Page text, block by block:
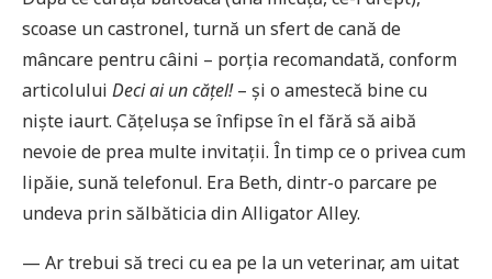
scoase un castronel, turnă un sfert de cană de
mâncare pentru câini – porția recomandată, conform
articolului Deci ai un cățel!– și o amestecă bine cu
niște iaurt. Cățelușa se înfipse în el fără să aibă
nevoie de prea multe invitații. În timp ce o privea cum
lipăie, sună telefonul. Era Beth, dintr-o parcare pe
undeva prin sălbăticia din Alligator Alley.
— Ar trebui să treci cu ea pe la un veterinar, am uitat